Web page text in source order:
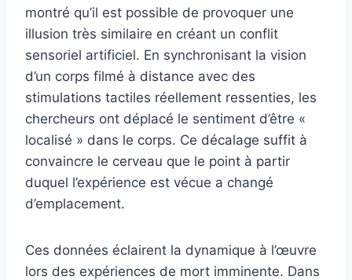
montré qu’il est possible de provoquer une
illusion très similaire en créant un conflit
sensoriel artificiel. En synchronisant la vision
d’un corps filmé à distance avec des
stimulations tactiles réellement ressenties, les
chercheurs ont déplacé le sentiment d’être «
localisé » dans le corps. Ce décalage suffit à
convaincre le cerveau que le point à partir
duquel l’expérience est vécue a changé
d’emplacement.
Ces données éclairent la dynamique à l’œuvre
lors des expériences de mort imminente. Dans